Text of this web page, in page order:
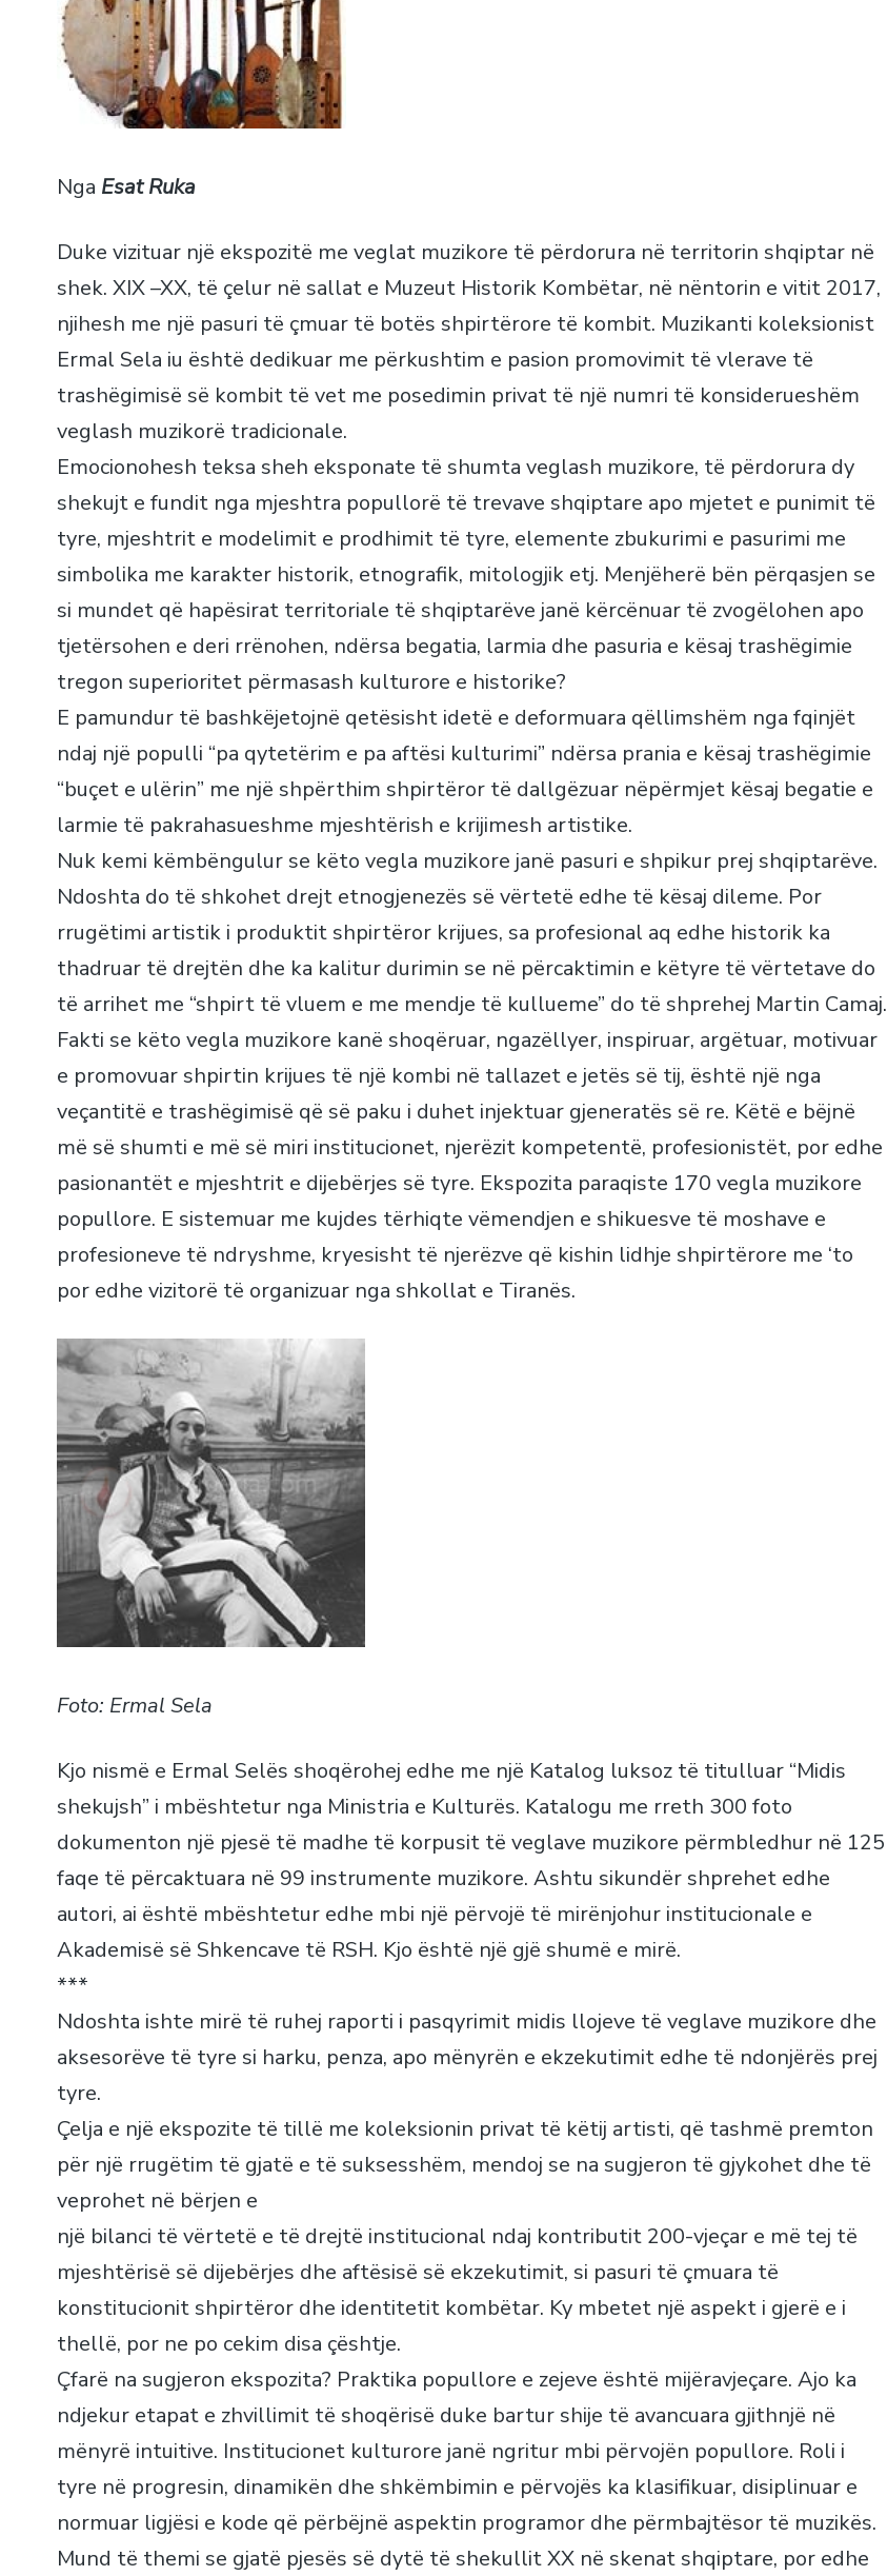
Nga Esat Ruka
Duke vizituar një ekspozitë me veglat muzikore të përdorura në territorin shqiptar në
shek. XIX –XX, të çelur në sallat e Muzeut Historik Kombëtar, në nëntorin e vitit 2017,
njihesh me një pasuri të çmuar të botës shpirtërore të kombit. Muzikanti koleksionist
Ermal Sela iu është dedikuar me përkushtim e pasion promovimit të vlerave të
trashëgimisë së kombit të vet me posedimin privat të një numri të konsiderueshëm
veglash muzikorë tradicionale.
Emocionohesh teksa sheh eksponate të shumta veglash muzikore, të përdorura dy
shekujt e fundit nga mjeshtra popullorë të trevave shqiptare apo mjetet e punimit të
tyre, mjeshtrit e modelimit e prodhimit të tyre, elemente zbukurimi e pasurimi me
simbolika me karakter historik, etnografik, mitologjik etj. Menjëherë bën përqasjen se
si mundet që hapësirat territoriale të shqiptarëve janë kërcënuar të zvogëlohen apo
tjetërsohen e deri rrënohen, ndërsa begatia, larmia dhe pasuria e kësaj trashëgimie
tregon superioritet përmasash kulturore e historike?
E pamundur të bashkëjetojnë qetësisht idetë e deformuara qëllimshëm nga fqinjët
ndaj një populli “pa qytetërim e pa aftësi kulturimi” ndërsa prania e kësaj trashëgimie
“buçet e ulërin” me një shpërthim shpirtëror të dallgëzuar nëpërmjet kësaj begatie e
larmie të pakrahasueshme mjeshtërish e krijimesh artistike.
Nuk kemi këmbëngulur se këto vegla muzikore janë pasuri e shpikur prej shqiptarëve.
Ndoshta do të shkohet drejt etnogjenezës së vërtetë edhe të kësaj dileme. Por
rrugëtimi artistik i produktit shpirtëror krijues, sa profesional aq edhe historik ka
thadruar të drejtën dhe ka kalitur durimin se në përcaktimin e këtyre të vërtetave do
të arrihet me “shpirt të vluem e me mendje të kullueme” do të shprehej Martin Camaj.
Fakti se këto vegla muzikore kanë shoqëruar, ngazëllyer, inspiruar, argëtuar, motivuar
e promovuar shpirtin krijues të një kombi në tallazet e jetës së tij, është një nga
veçantitë e trashëgimisë që së paku i duhet injektuar gjeneratës së re. Këtë e bëjnë
më së shumti e më së miri institucionet, njerëzit kompetentë, profesionistët, por edhe
pasionantët e mjeshtrit e dijebërjes së tyre. Ekspozita paraqiste 170 vegla muzikore
popullore. E sistemuar me kujdes tërhiqte vëmendjen e shikuesve të moshave e
profesioneve të ndryshme, kryesisht të njerëzve që kishin lidhje shpirtërore me ‘to
por edhe vizitorë të organizuar nga shkollat e Tiranës.
Foto: Ermal Sela
Kjo nismë e Ermal Selës shoqërohej edhe me një Katalog luksoz të titulluar “Midis
shekujsh” i mbështetur nga Ministria e Kulturës. Katalogu me rreth 300 foto
dokumenton një pjesë të madhe të korpusit të veglave muzikore përmbledhur në 125
faqe të përcaktuara në 99 instrumente muzikore. Ashtu sikundër shprehet edhe
autori, ai është mbështetur edhe mbi një përvojë të mirënjohur institucionale e
Akademisë së Shkencave të RSH. Kjo është një gjë shumë e mirë.
***
Ndoshta ishte mirë të ruhej raporti i pasqyrimit midis llojeve të veglave muzikore dhe
aksesorëve të tyre si harku, penza, apo mënyrën e ekzekutimit edhe të ndonjërës prej
tyre.
Çelja e një ekspozite të tillë me koleksionin privat të këtij artisti, që tashmë premton
për një rrugëtim të gjatë e të suksesshëm, mendoj se na sugjeron të gjykohet dhe të
veprohet në bërjen e
një bilanci të vërtetë e të drejtë institucional ndaj kontributit 200-vjeçar e më tej të
mjeshtërisë së dijebërjes dhe aftësisë së ekzekutimit, si pasuri të çmuara të
konstitucionit shpirtëror dhe identitetit kombëtar. Ky mbetet një aspekt i gjerë e i
thellë, por ne po cekim disa çështje.
Çfarë na sugjeron ekspozita? Praktika popullore e zejeve është mijëravjeçare. Ajo ka
ndjekur etapat e zhvillimit të shoqërisë duke bartur shije të avancuara gjithnjë në
mënyrë intuitive. Institucionet kulturore janë ngritur mbi përvojën popullore. Roli i
tyre në progresin, dinamikën dhe shkëmbimin e përvojës ka klasifikuar, disiplinuar e
normuar ligjësi e kode që përbëjnë aspektin programor dhe përmbajtësor të muzikës.
Mund të themi se gjatë pjesës së dytë të shekullit XX në skenat shqiptare, por edhe